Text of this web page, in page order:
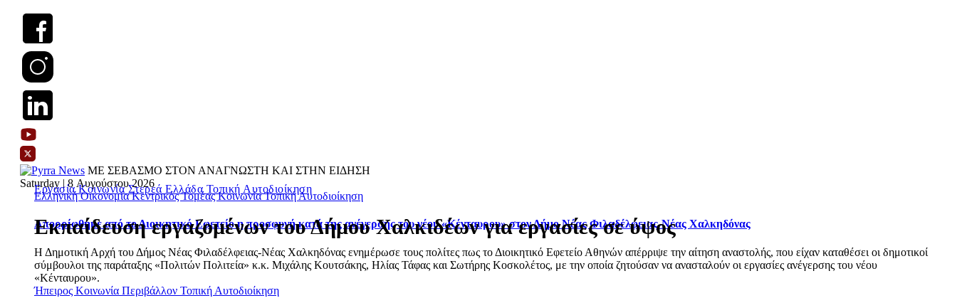
ΜΕ ΣΕΒΑΣΜΟ ΣΤΟΝ ΑΝΑΓΝΩΣΤΗ ΚΑΙ ΣΤΗΝ ΕΙΔΗΣΗ
Saturday | 8 Αυγούστου 2026
Ελληνική ΟικονομίαΚεντρικός ΤομέαςΚοινωνίαΤοπική Αυτοδιοίκηση
Απορρίφθηκε από το Διοικητικό Εφετείο η προσφυγή κατά της ανέγερσης του νέου «Κένταυρου» στον Δήμο Νέας Φιλαδέλφειας-Νέας Χαλκηδόνας
Η Δημοτική Αρχή του Δήμος Νέας Φιλαδέλφειας-Νέας Χαλκηδόνας ενημέρωσε τους πολίτες πως το Διοικητικό Εφετείο Αθηνών απέρριψε την αίτηση αναστολής, που είχαν καταθέσει οι δημοτικοί
σύμβουλοι της παράταξης «Πολιτών Πολιτεία» κ.κ. Μιχάλης Κουτσάκης, Ηλίας Τάφας και Σωτήρης Κοσκολέτος, με την οποία ζητούσαν να ανασταλούν οι εργασίες ανέγερσης του νέου
«Κένταυρου».
Ήπειρος Κοινωνία Περιβάλλον Τοπική Αυτοδιοίκηση
ΕργασίαΚοινωνίαΣτερεά ΕλλάδαΤοπική Αυτοδιοίκηση
Εκπαίδευση εργαζομένων του Δήμου Χαλκιδέων για εργασίες σε ύψος